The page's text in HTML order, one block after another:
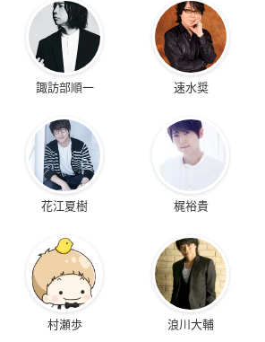
諏訪部順一 速水奨
花江夏樹 梶裕貴
村瀬歩 浪川大輔